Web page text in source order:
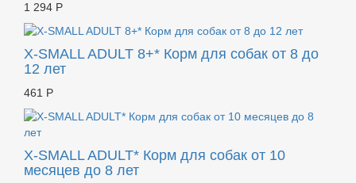
1 294 Р
X-SMALL ADULT 8+* Корм для собак от 8 до
12 лет
461 Р
X-SMALL ADULT* Корм для собак от 10
месяцев до 8 лет